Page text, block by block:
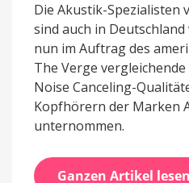
Die Akustik-Spezialisten
sind auch in
nun im Auftrag des
The Verge
Noise Canceling-
Kopfhörern der Marken
unternommen.
Ganzen Artikel lesen